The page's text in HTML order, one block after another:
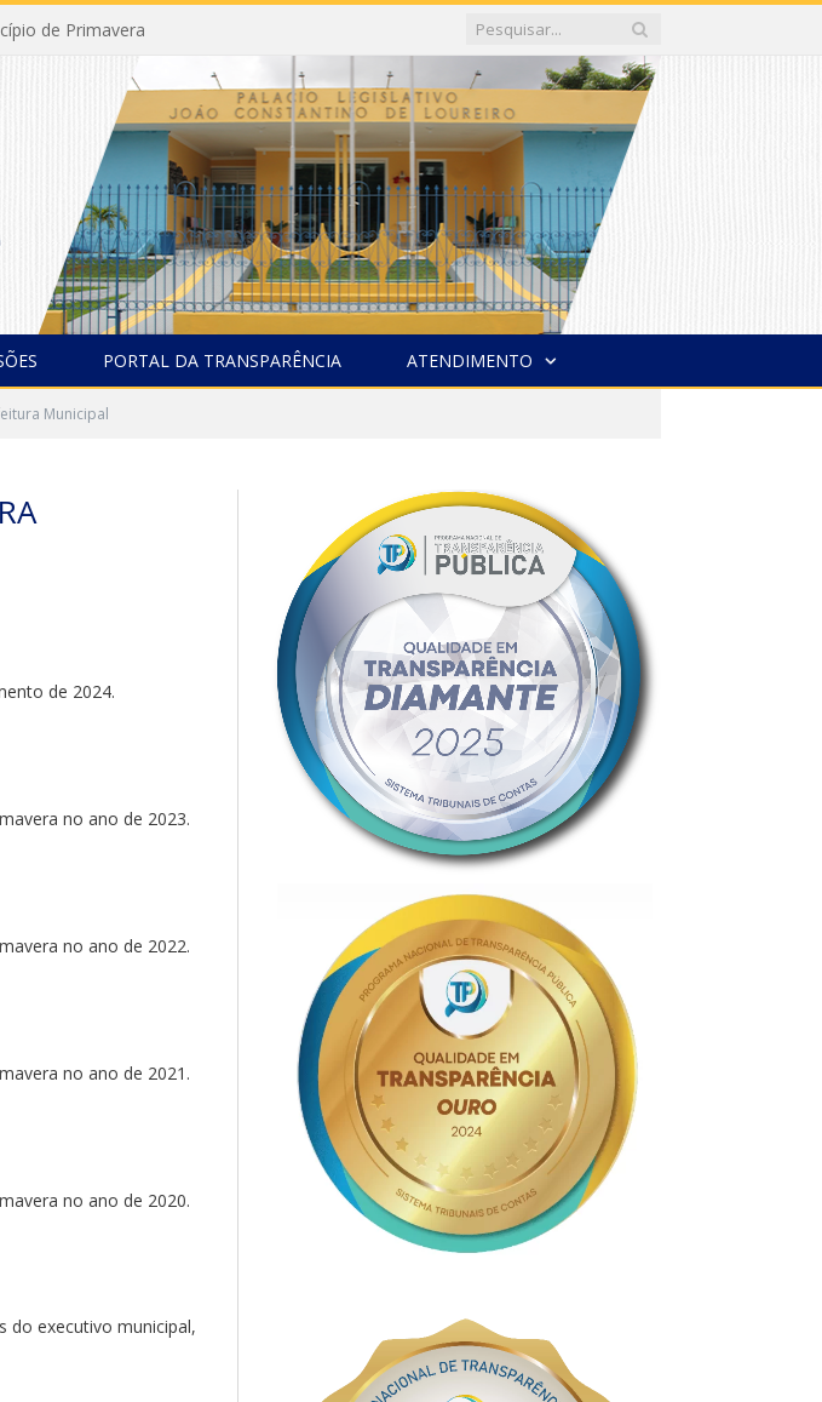
de Primavera
PORTAL DA TRANSPARÊNCIA ATENDIMENTO
Municipal
de 2024.
no ano de 2023.
no ano de 2022.
no ano de 2021.
no ano de 2020.
do executivo municipal,